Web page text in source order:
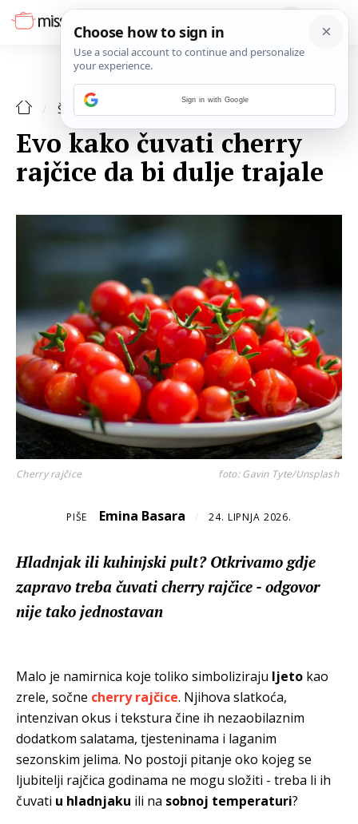
ŠPAJZA
Evo kako čuvati cherry
rajčice da bi dulje trajale
Cherry rajčice foto: Gavin Tyte/Unsplash
PIŠE Emina Basara / 24. LIPNJA 2026.
Hladnjak ili kuhinjski pult? Otkrivamo gdje
zapravo treba čuvati cherry rajčice - odgovor
nije tako jednostavan
Malo je namirnica koje toliko simboliziraju ljeto kao
zrele, sočne cherry rajčice. Njihova slatkoća,
intenzivan okus i tekstura čine ih nezaobilaznim
dodatkom salatama, tjesteninama i laganim
sezonskim jelima. No postoji pitanje oko kojeg se
ljubitelji rajčica godinama ne mogu složiti - treba li ih
čuvati u hladnjaku ili na sobnoj temperaturi?
Sign in with Google